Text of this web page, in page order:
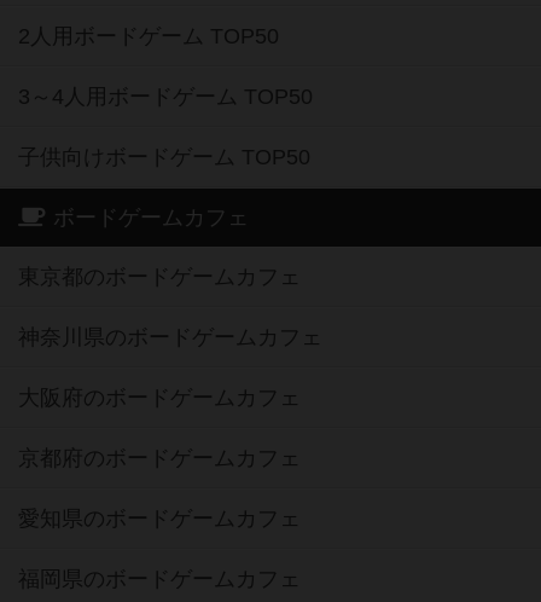
2人用ボードゲーム TOP50
3～4人用ボードゲーム TOP50
子供向けボードゲーム TOP50
ボードゲームカフェ
東京都のボードゲームカフェ
神奈川県のボードゲームカフェ
大阪府のボードゲームカフェ
京都府のボードゲームカフェ
愛知県のボードゲームカフェ
福岡県のボードゲームカフェ